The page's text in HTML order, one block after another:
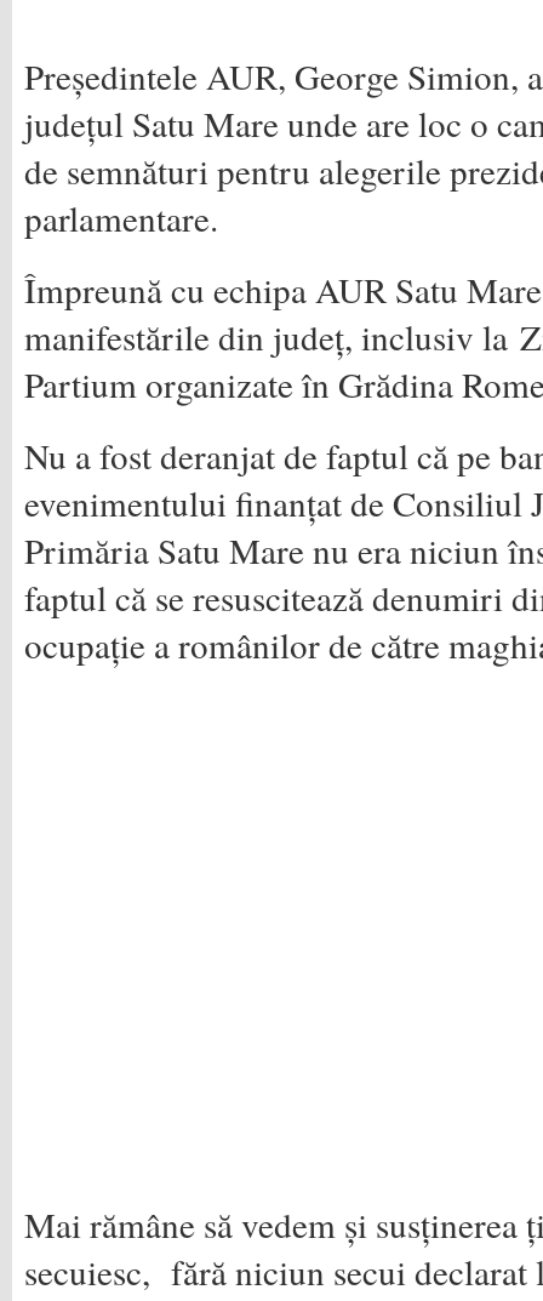
Președintele AUR, George Simion,
județul Satu Mare unde are loc o
de semnături pentru alegerile
parlamentare.
Împreună cu echipa AUR Satu
manifestările din județ, inclusiv la
Partium organizate în Grădina
Nu a fost deranjat de faptul că pe
evenimentului finanțat de Consiliul
Primăria Satu Mare nu era niciun
faptul că se resuscitează denumiri
ocupație a românilor de către
Mai rămâne să vedem și susținerea
secuiesc, fără niciun secui declarat